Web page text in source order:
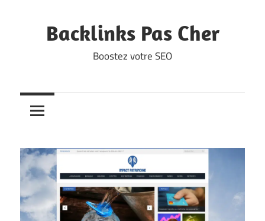
contentBacklinks Pas Cher
Boostez votre SEO